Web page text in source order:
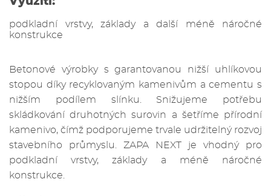
podkladní vrstvy, základy a další méně náročné
konstrukce
Betonové výrobky s garantovanou nižší uhlíkovou
stopou díky recyklovaným kamenivům a cementu s
nižším podílem slínku. Snižujeme potřebu
skládkování druhotných surovin a šetříme přírodní
kamenivo, čímž podporujeme trvale udržitelný rozvoj
stavebního průmyslu. ZAPA NEXT je vhodný pro
podkladní vrstvy, základy a méně náročné
konstrukce.